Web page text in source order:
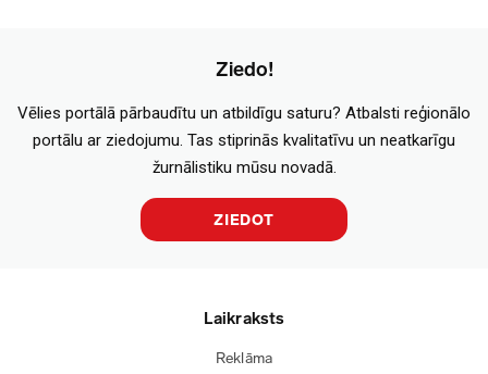
Ziedo!
Vēlies portālā pārbaudītu un atbildīgu saturu? Atbalsti reģionālo
portālu ar ziedojumu. Tas stiprinās kvalitatīvu un neatkarīgu
žurnālistiku mūsu novadā.
ZIEDOT
Laikraksts
Reklāma